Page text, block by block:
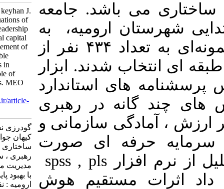
باشد. جامعه
ارومیه، به
تعداد 500 نفرمی باشند. نمونه‌ای به تعداد ۴۳۴ نفر از
شدند. ابزار
استاندارد
در رهبری
سازمانی و
ای صورت
spss , pls
مستقیم هوش
Goodarzi N, sameri M, keyhan J.
Modeling structural equations of
relationships between leadership
intelligence, professional capital
and value-based management of
managers with sustainable
improvement of schools in
Urmia: the mediating role of
organizational readiness. MEO
2024; 13 (4) : 1
URL:http://journalieaa.ir/article-
1-695-fa.html
گودرزی نسرین، سامری مریم،
کیهان جواد. مدل یابی معادلات
ساختاری روابط بین هوش
رهبری ، سرمایه حرفه ای و
مدیریت مبتنی بر ارزش مدیران
با بهبود پایدار مدارس شهرستان
ارومیه : نقش میانجی آمادگی